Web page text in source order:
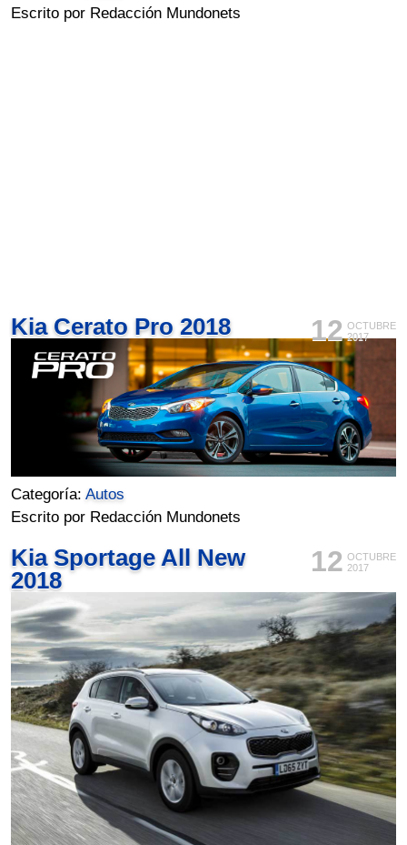
Escrito por Redacción Mundonets
12 OCTUBRE
2017
Kia Cerato Pro 2018
Categoría:Autos
Escrito por Redacción Mundonets
12 OCTUBRE
2017
Kia Sportage All New
2018